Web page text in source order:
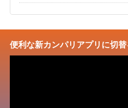
便利な新カンパリアプリに切替